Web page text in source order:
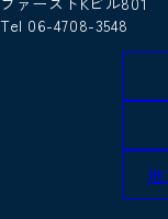
Tel 06-4708-3548